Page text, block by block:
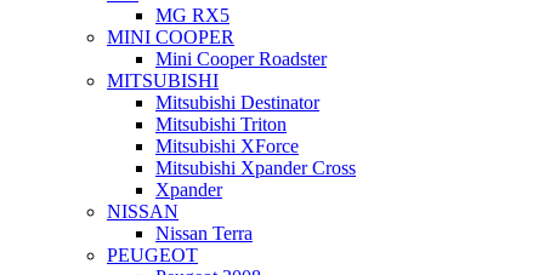
MG RX5
MINI COOPER
Mini Cooper Roadster
MITSUBISHI
Mitsubishi Destinator
Mitsubishi Triton
Mitsubishi XForce
Mitsubishi Xpander Cross
Xpander
NISSAN
Nissan Terra
PEUGEOT